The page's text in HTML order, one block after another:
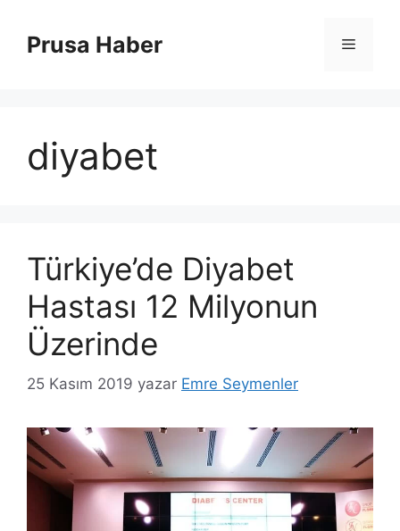
Prusa Haber Menü
diyabet
Türkiye’de Diyabet
Hastası 12 Milyonun
Üzerinde
25 Kasım 2019 yazar Emre Seymenler